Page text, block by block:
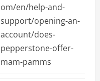
om/en/help-and-
support/opening-an-
account/does-
pepperstone-offer-
mam-pamms